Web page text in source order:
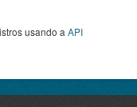
usando a API